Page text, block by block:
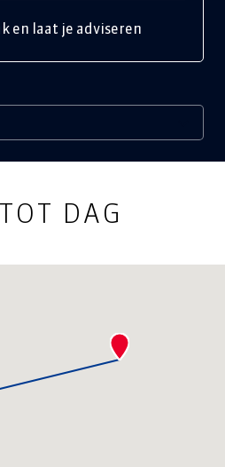
en laat je adviseren
DAG